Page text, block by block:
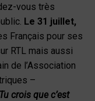
vous très
Le 31 juillet,
Français pour ses
RTL mais aussi
de l’Association
–
Tu crois que c’est